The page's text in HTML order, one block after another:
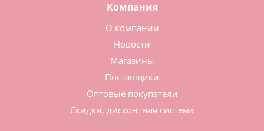
Компания
О компании
Новости
Магазины
Поставщики
Оптовые покупатели
Скидки, дисконтная система